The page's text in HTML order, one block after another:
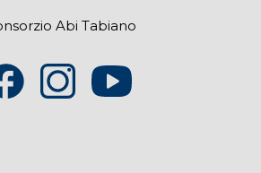
Abi Tabiano